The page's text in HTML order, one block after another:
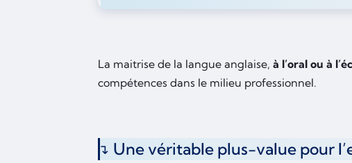
La maitrise de la langue anglaise, à l’oral ou à
compétences dans le milieu professionnel.
Une véritable plus-value pour